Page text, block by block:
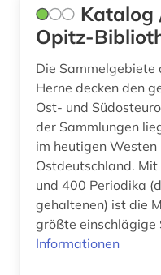
bucheinband (3)
buchenwald (1)
buchhandel (1)
buchkunst (2)
buchmalerei (1)
buchwesen (3)
Katalog
Opitz-
Die
Herne decken den
Ost- und
der Sammlungen
im heutigen Westen
Ostdeutschland. Mit weit über 200.000 Titeln
und 400 Periodika
gehaltenen) ist die
größte einschlägige
Informationen